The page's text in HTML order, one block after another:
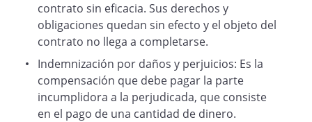
contrato sin eficacia. Sus derechos y
obligaciones quedan sin efecto y el objeto del
contrato no llega a completarse.
Indemnización por daños y perjuicios: Es la
compensación que debe pagar la parte
incumplidora a la perjudicada, que consiste
en el pago de una cantidad de dinero.